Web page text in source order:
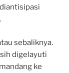
sebaliknya.
digelayuti
ke